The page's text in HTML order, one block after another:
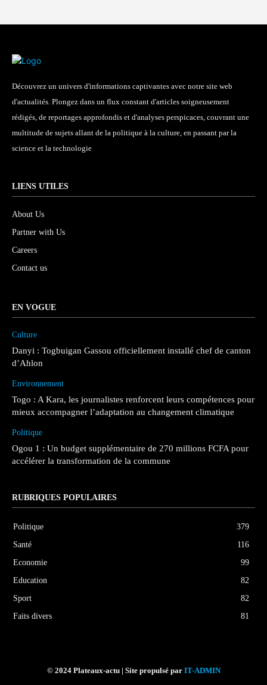
Découvrez un univers d'informations captivantes avec notre site web
d'actualités. Plongez dans un flux constant d'articles soigneusement
rédigés, de reportages approfondis et d'analyses perspicaces, couvrant une
multitude de sujets allant de la politique à la culture, en passant par la
science et la technologie
LIENS UTILES
About Us
Partner with Us
Careers
Contact us
EN VOGUE
Culture
Danyi : Togbuigan Gassou officiellement installé chef de canton
d’Ahlon
Environnement
Togo : A Kara, les journalistes renforcent leurs compétences pour
mieux accompagner l’adaptation au changement climatique
Politique
Ogou 1 : Un budget supplémentaire de 270 millions FCFA pour
accélérer la transformation de la commune
RUBRIQUES POPULAIRES
Politique
379
Santé
116
Economie
99
Education
82
Sport
82
Faits divers
81
© 2024 Plateaux-actu | Site propulsé par IT-ADMIN